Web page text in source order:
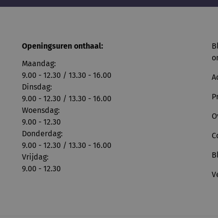
Openingsuren onthaal:
Maandag:
9.00 - 12.30 / 13.30 - 16.00
Dinsdag:
9.00 - 12.30 / 13.30 - 16.00
Woensdag:
9.00 - 12.30
Donderdag:
9.00 - 12.30 / 13.30 - 16.00
Vrijdag:
9.00 - 12.30